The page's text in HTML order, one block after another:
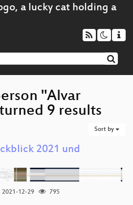
"Alvar
9 results
Sort by
2021 und
2021-12-29
795